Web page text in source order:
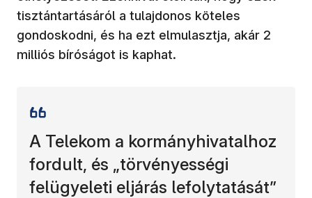
tisztántartásáról a tulajdonos köteles
gondoskodni, és ha ezt elmulasztja, akár 2
milliós bíróságot is kaphat.
A Telekom a kormányhivatalhoz
fordult, és „törvényességi
felügyeleti eljárás lefolytatását”